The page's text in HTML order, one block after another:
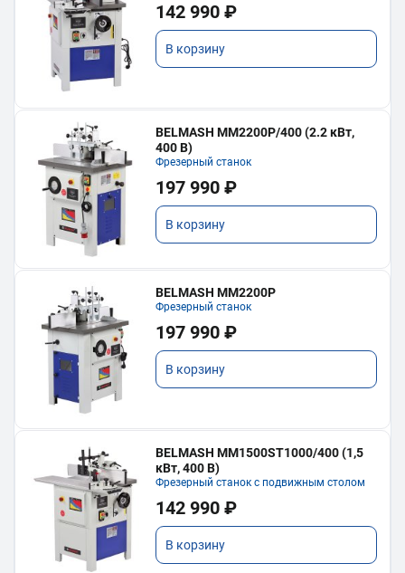
142 990 ₽
В корзину
BELMASH MM2200P/400 (2.2 кВт,
400 В)
Фрезерный станок
197 990 ₽
В корзину
BELMASH MM2200P
Фрезерный станок
197 990 ₽
В корзину
BELMASH MM1500ST1000/400 (1,5
кВт, 400 В)
Фрезерный станок с подвижным столом
142 990 ₽
В корзину